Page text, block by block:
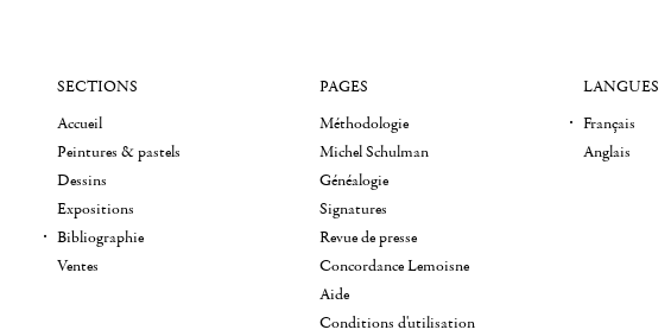
SECTIONS
Accueil
Peintures & pastels
Dessins
Expositions
Bibliographie
Ventes
PAGES
Méthodologie
Michel Schulman
Généalogie
Signatures
Revue de presse
Concordance Lemoisne
Aide
Conditions d'utilisation
LANGUES
Français
Anglais